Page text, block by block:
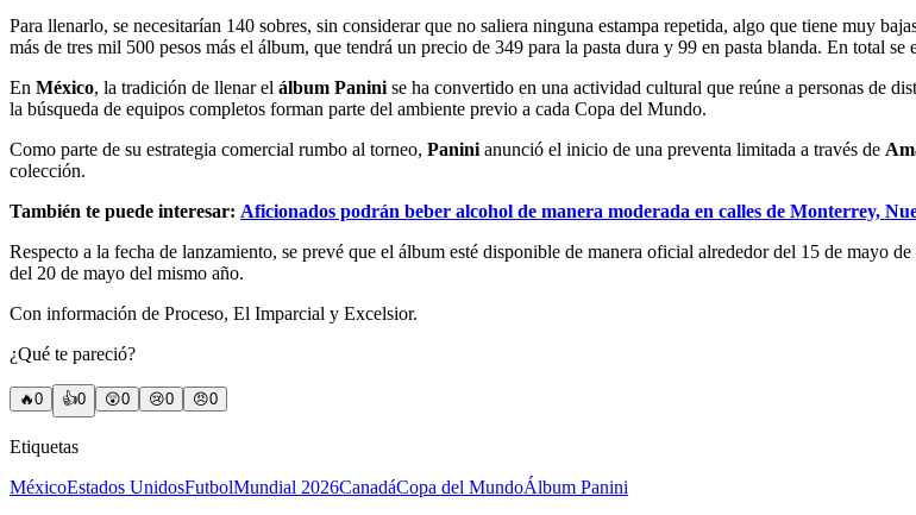
Para llenarlo, se necesitarían 140 sobres, sin considerar que no saliera ninguna estampa repetida, algo que tiene muy
más de tres mil 500 pesos más el álbum, que tendrá un precio de 349 para la pasta dura y 99 en pasta blanda. En total
En México, la tradición de llenar el álbum Panini se ha convertido en una actividad cultural que reúne a personas de
la búsqueda de equipos completos forman parte del ambiente previo a cada Copa del Mundo.
Como parte de su estrategia comercial rumbo al torneo, Panini anunció el inicio de una preventa limitada a través de
colección.
También te puede interesar: Aficionados podrán beber alcohol de manera moderada en calles de Monterrey,
Respecto a la fecha de lanzamiento, se prevé que el álbum esté disponible de manera oficial alrededor del 15 de mayo
del 20 de mayo del mismo año.
Con información de Proceso, El Imparcial y Excelsior.
¿Qué te pareció?
🔥0 👍0 😲0 😢0 😠0
Etiquetas
MéxicoEstados UnidosFutbolMundial 2026CanadáCopa del MundoÁlbum Panini